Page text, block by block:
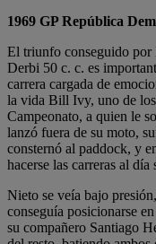
1969 GP República
El triunfo conseguido por
Derbi 50 c. c. es
carrera cargada de
la vida Bill Ivy, uno de
Campeonato, a quien le
lanzó fuera de su moto,
consternó al paddock, y
hacerse las carreras al día
Nieto se veía bajo
conseguía posicionarse
su compañero Santiago